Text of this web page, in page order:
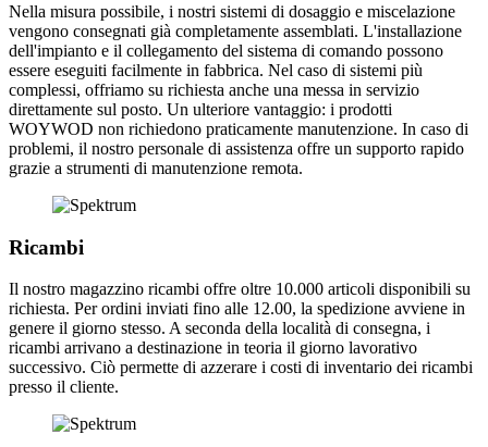
Nella misura possibile, i nostri sistemi di dosaggio e miscelazione
vengono consegnati già completamente assemblati. L'installazione
dell'impianto e il collegamento del sistema di comando possono
essere eseguiti facilmente in fabbrica. Nel caso di sistemi più
complessi, offriamo su richiesta anche una messa in servizio
direttamente sul posto. Un ulteriore vantaggio: i prodotti
WOYWOD non richiedono praticamente manutenzione. In caso di
problemi, il nostro personale di assistenza offre un supporto rapido
grazie a strumenti di manutenzione remota.
Ricambi
Il nostro magazzino ricambi offre oltre 10.000 articoli disponibili su
richiesta. Per ordini inviati fino alle 12.00, la spedizione avviene in
genere il giorno stesso. A seconda della località di consegna, i
ricambi arrivano a destinazione in teoria il giorno lavorativo
successivo. Ciò permette di azzerare i costi di inventario dei ricambi
presso il cliente.